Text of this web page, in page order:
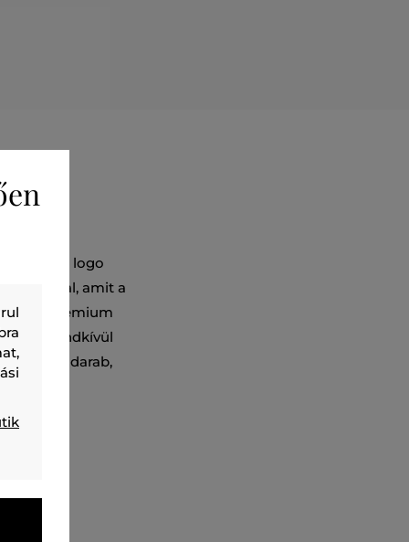
Gant logo
rövid ujjal, amit a
os prémium
és a rendkívül
darab,